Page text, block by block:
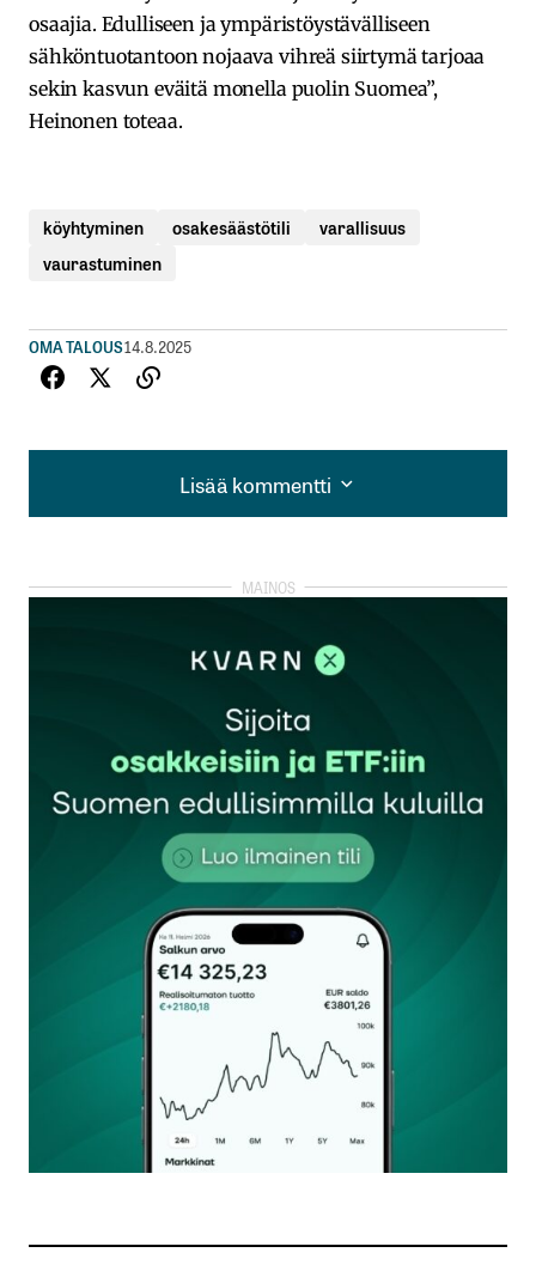
osaajia. Edulliseen ja ympäristöystävälliseen
sähköntuotantoon nojaava vihreä siirtymä tarjoaa
sekin kasvun eväitä monella puolin Suomea”,
Heinonen toteaa.
köyhtyminen osakesäästötili
varallisuus
vaurastuminen
OMA TALOUS14.8.2025
Lisää kommentti
Lisää kommentti
kirjautua
rekisteröityä
Sähköpostiosoitettasi ei julkaista.Pakolliset
kentät on merkitty*
Kommentti*
Nimesi tai nimimerkkisi
Sähköpostiosoitteesi
Tilaa SalkunRakentajan uutiskirje